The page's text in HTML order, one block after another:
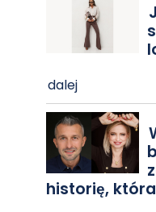
dalej
historię,